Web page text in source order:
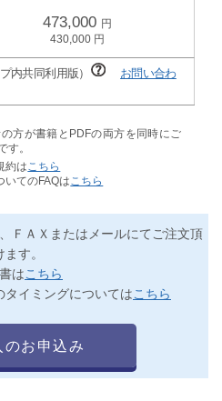
473,000
430,000
内共同利用版）
お問い合わ
方が書籍とPDFの両方を同時にご
す。
約は こちら
いてのFAQは こちら
ＦＡＸまたはメールにてご注文頂
ます。
はこちら
イミングについてはこちら
のお申込み